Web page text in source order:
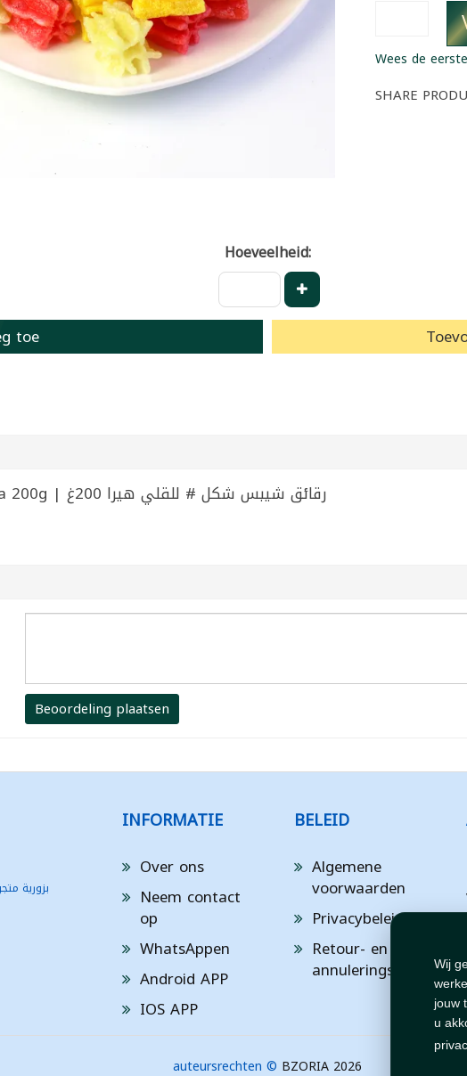
Wij
jouw
u
Wees de
SHARE
Hoeveelheid:
toe
Chips For Frying # Shape Heera 200g | رقائق شيبس شكل # للقلي هيرا 200غ
Beoordeling plaatsen
بزورية
INFORMATIE
Over ons
Neem contact
op
WhatsAppen
Android APP
IOS APP
BELEID
Algemene
voorwaarden
Privacybeleid
Retour- en
annuleringsbeleid
auteursrechten © BZORIA 2026